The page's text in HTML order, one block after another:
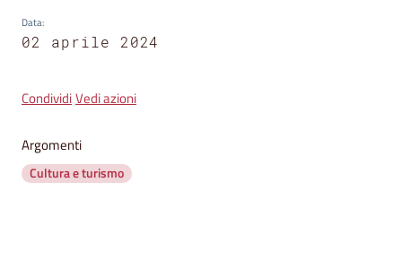
Eventi
su
Data:
02 aprile 2024
CondividiVedi azioni
Argomenti
Cultura e turismo